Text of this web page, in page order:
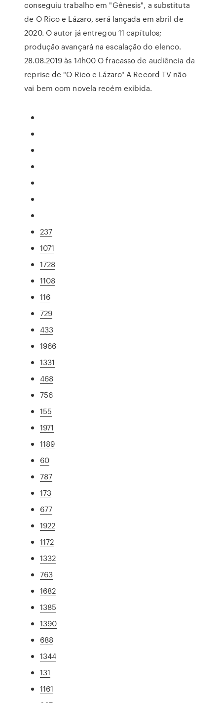
conseguiu trabalho em "Gênesis", a substituta
de O Rico e Lázaro, será lançada em abril de
2020. O autor já entregou 11 capítulos;
produção avançará na escalação do elenco.
28.08.2019 às 14h00 O fracasso de audiência da
reprise de "O Rico e Lázaro" A Record TV não
vai bem com novela recém exibida.
237
1071
1728
1108
116
729
433
1966
1331
468
756
155
1971
1189
60
787
173
677
1922
1172
1332
763
1682
1385
1390
688
1344
131
1161